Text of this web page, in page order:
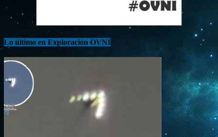
Lo último en Exploración OVNI